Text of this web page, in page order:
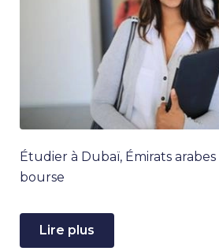
Étudier à Dubaï, Émirats
bourse
Lire plus